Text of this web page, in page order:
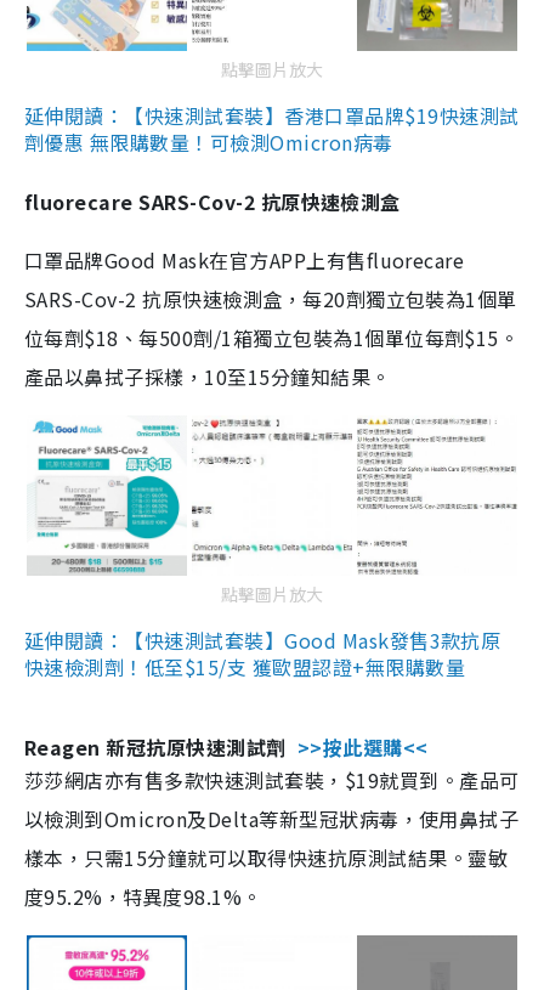
點擊圖片放大
延伸閱讀：【快速測試套裝】香港口罩品牌$19快速測試
劑優惠 無限購數量！可檢測Omicron病毒
fluorecare SARS-Cov-2 抗原快速檢測盒
口罩品牌Good Mask在官方APP上有售fluorecare
SARS-Cov-2 抗原快速檢測盒，每20劑獨立包裝為1個單
位每劑$18、每500劑/1箱獨立包裝為1個單位每劑$15。
產品以鼻拭子採樣，10至15分鐘知結果。
點擊圖片放大
延伸閱讀：【快速測試套裝】Good Mask發售3款抗原
快速檢測劑！低至$15/支 獲歐盟認證+無限購數量
Reagen 新冠抗原快速測試劑 >>按此選購<<
莎莎網店亦有售多款快速測試套裝，$19就買到。產品可
以檢測到Omicron及Delta等新型冠狀病毒，使用鼻拭子
樣本，只需15分鐘就可以取得快速抗原測試結果。靈敏
度95.2%，特異度98.1%。